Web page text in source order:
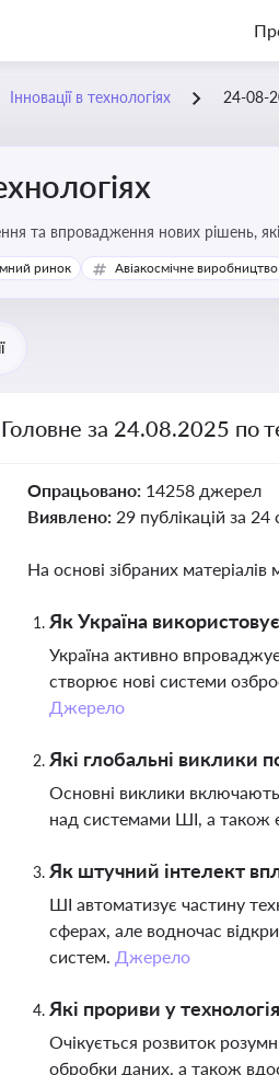
Інновації в технологіях 24-08-
та впровадження нових рішень,
інтелект та його використання
ринок Авіакосмічне виробництво
Головне за 24.08.2025 по
Опрацьовано: 14258 джерел
Виявлено: 29 публікацій за 24
На основі зібраних
Як Україна
Україна активно
створює нові системи
Джерело
Які глобальні виклики
Основні виклики
над системами ШІ, а також
Як штучний інтелект
ШІ автоматизує частину
сферах, але водночас
систем. Джерело
Які прориви у
Очікується розвиток
обробки даних, а також